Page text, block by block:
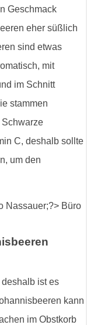
Geschmack
eher süßlich
sind etwas
mit
im Schnitt
stammen
C, deshalb sollte
um den
ist es
kann
im Obstkorb